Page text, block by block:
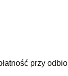
przy